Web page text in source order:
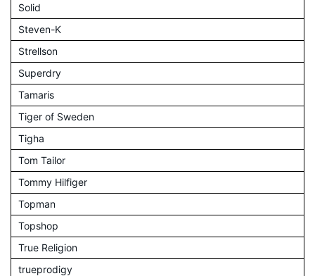
Solid
Steven-K
Strellson
Superdry
Tamaris
Tiger of Sweden
Tigha
Tom Tailor
Tommy Hilfiger
Topman
Topshop
True Religion
trueprodigy